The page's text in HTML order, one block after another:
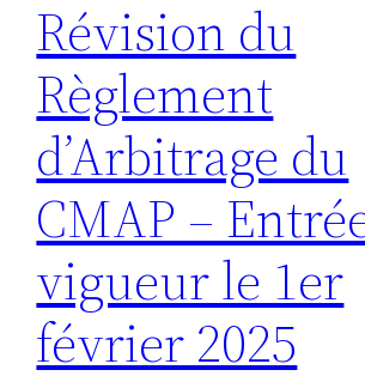
Révision du
Règlement
d’Arbitrage du
CMAP –
vigueur le 1er
février 2025